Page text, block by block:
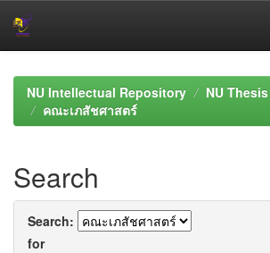
navigationNU Intellectual Repository
NU Thesis
คณะเภสัชศาสตร์
Search
Search:
for